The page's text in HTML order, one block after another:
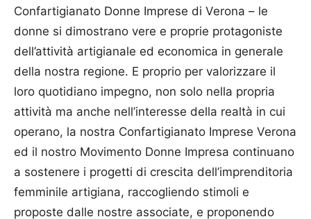
Confartigianato Donne Imprese di Verona – le
donne si dimostrano vere e proprie protagoniste
dell’attività artigianale ed economica in generale
della nostra regione. E proprio per valorizzare il
loro quotidiano impegno, non solo nella propria
attività ma anche nell’interesse della realtà in cui
operano, la nostra Confartigianato Imprese Verona
ed il nostro Movimento Donne Impresa continuano
a sostenere i progetti di crescita dell’imprenditoria
femminile artigiana, raccogliendo stimoli e
proposte dalle nostre associate, e proponendo